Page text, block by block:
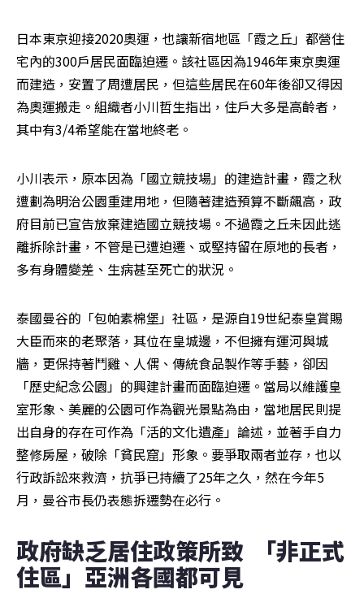
日本東京迎接2020奧運，也讓新宿地區「霞之丘」都營住
宅內的300戶居民面臨迫遷。該社區因為1946年東京奧運
而建造，安置了周遭居民，但這些居民在60年後卻又得因
為奧運搬走。組織者小川哲生指出，住戶大多是高齡者，
其中有3/4希望能在當地終老。
小川表示，原本因為「國立競技場」的建造計畫，霞之秋
遭劃為明治公園重建用地，但隨著建造預算不斷飆高，政
府目前已宣告放棄建造國立競技場。不過霞之丘未因此逃
離拆除計畫，不管是已遭迫遷、或堅持留在原地的長者，
多有身體變差、生病甚至死亡的狀況。
泰國曼谷的「包帕素棉堡」社區，是源自19世紀泰皇賞賜
大臣而來的老聚落，其位在皇城邊，不但擁有運河與城
牆，更保持著鬥雞、人偶、傳統食品製作等手藝，卻因
「歷史紀念公園」的興建計畫而面臨迫遷。當局以維護皇
室形象、美麗的公園可作為觀光景點為由，當地居民則提
出自身的存在可作為「活的文化遺產」論述，並著手自力
整修房屋，破除「貧民窟」形象。要爭取兩者並存，也以
行政訴訟來救濟，抗爭已持續了25年之久，然在今年5
月，曼谷市長仍表態拆遷勢在必行。
政府缺乏居住政策所致  「非正式
住區」亞洲各國都可見